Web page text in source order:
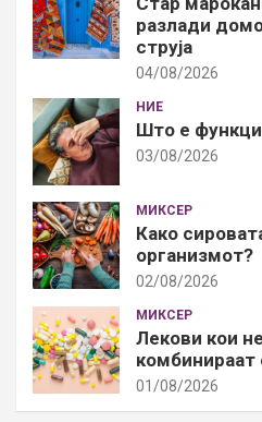
разлади
струја
04/08/2026
НИЕ
Што е
03/08/2026
МИКСЕР
Како
организмот?
02/08/2026
МИКСЕР
Лекови кои
комбинираат
01/08/2026